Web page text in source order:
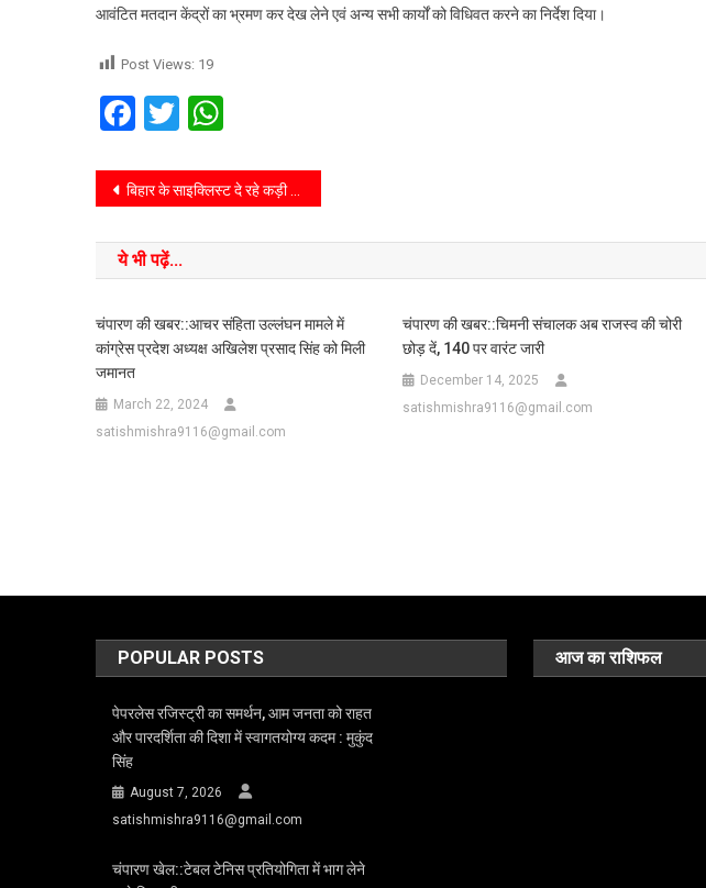
आवंटित मतदान केंद्रों का भ्रमण कर देख लेने एवं अन्य सभी कार्यों को विधिवत करने का निर्देश दिया।
Post Views: 19
Facebook
Twitter
बिहार के साइक्लिस्ट दे रहे कड़ी टक्कर : वीएन सिंह
ये भी पढ़ें...
चंपारण की खबर::आचर संहिता उल्लंघन मामले में
कांग्रेस प्रदेश अध्यक्ष अखिलेश प्रसाद सिंह को मिली
जमानत
March 22, 2024
satishmishra9116@gmail.com
चंपारण की खबर::चिमनी संचालक अब राजस्व की चोरी
छोड़ दें, 140 पर वारंट जारी
December 14, 2025
satishmishra9116@gmail.com
POPULAR POSTS
पेपरलेस रजिस्ट्री का समर्थन, आम जनता को राहत
और पारदर्शिता की दिशा में स्वागतयोग्य कदम : मुकुंद
सिंह
August 7, 2026
satishmishra9116@gmail.com
चंपारण खेल::टेबल टेनिस प्रतियोगिता में भाग लेने
आज का राशिफल